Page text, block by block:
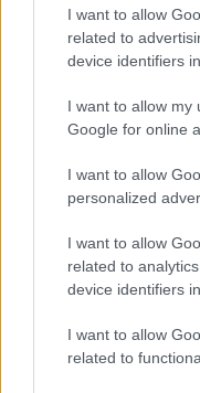
I want to allow
related to
device identifiers
I want to allow my
Google for online
I want to allow
personalized
I want to allow
related to
device identifiers
I want to allow
related to
Brent cae un 8.3% y
NEWS